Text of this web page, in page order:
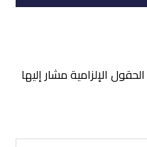
الحقول الإلزامية مشار إليها